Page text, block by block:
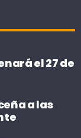
el 27 de
a las